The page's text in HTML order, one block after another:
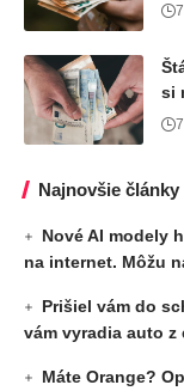
si
Najnovšie články
Nové AI modely
na internet. Môžu
Prišiel vám do
vám vyradia auto z
Máte Orange?